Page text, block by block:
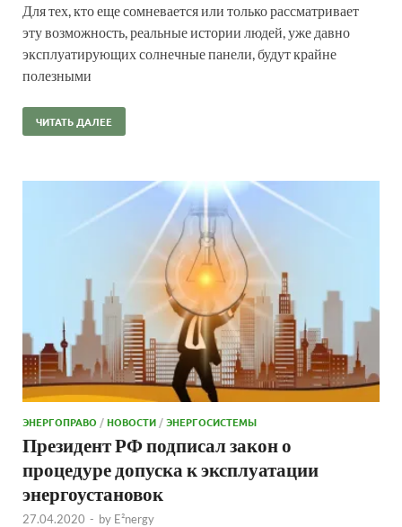
Для тех, кто еще сомневается или только рассматривает
эту возможность, реальные истории людей, уже давно
эксплуатирующих солнечные панели, будут крайне
полезными
ЧИТАТЬ ДАЛЕЕ
ЭНЕРГОПРАВО /НОВОСТИ /ЭНЕРГОСИСТЕМЫ
Президент РФ подписал закон о
процедуре допуска к эксплуатации
энергоустановок
27.04.2020 - by E²nergy